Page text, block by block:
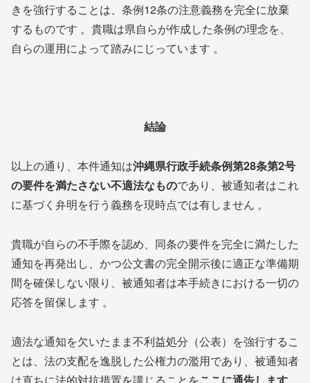
きを強行することは、条例12条の注意義務を完全に放棄
するものです 。貴職は県自らが作成した条例の理念を、
自らの運用によって踏みにじっています 。
結論
以上の通り、本件通知は沖縄県行政手続条例第28条第2号
の要件を満たさない不適法なものであり、被通知者はこれ
に基づく弁明を行う義務を現時点では有しません 。
貴職が自らの不手際を認め、同条の要件を完全に満たした
通知を再発出し、かつ公文書の完全開示後に適正な準備期
間を確保しない限り、被通知者は本手続きにおける一切の
応答を留保します 。
適法な通知を欠いたまま不利益処分（公表）を強行するこ
とは、法の支配を逸脱した公権力の濫用であり、被通知者
は直ちに法的対抗措置を講じることをここに通告します